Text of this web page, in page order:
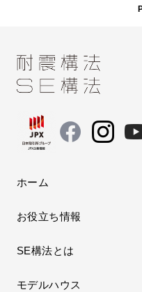
ホーム
お役立ち情報
SE構法とは
モデルハウス